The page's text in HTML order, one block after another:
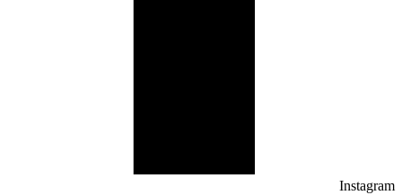
Instagram